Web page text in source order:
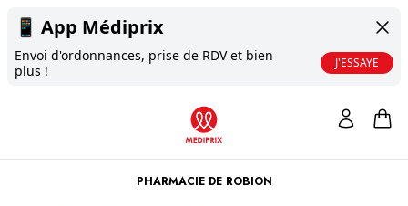
📱 App Médiprix
Envoi d'ordonnances, prise de RDV et bien
plus !
J'ESSAYE
PHARMACIE DE ROBION